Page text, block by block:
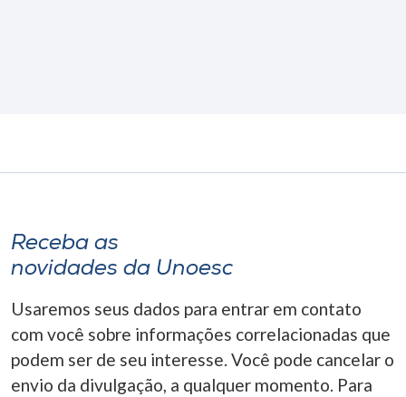
Receba as
novidades da Unoesc
Usaremos seus dados para entrar em contato
com você sobre informações correlacionadas que
podem ser de seu interesse. Você pode cancelar o
envio da divulgação, a qualquer momento. Para